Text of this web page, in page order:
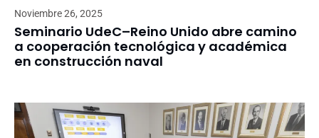
Noviembre 26, 2025
Seminario UdeC–Reino Unido abre camino
a cooperación tecnológica y académica
en construcción naval